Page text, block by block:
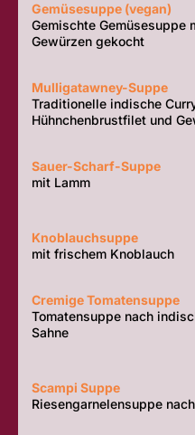
Gemüsesuppe (vegan)
Gemischte Gemüsesuppe
Gewürzen gekocht
Mulligatawney-Suppe
Traditionelle indische
Hühnchenbrustfilet und
Sauer-Scharf-Suppe
mit Lamm
Knoblauchsuppe
mit frischem Knoblauch
Cremige Tomatensuppe
Tomatensuppe nach
Sahne
Scampi Suppe
Riesengarnelensuppe